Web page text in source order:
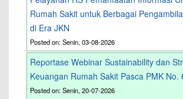
Rumah Sakit untuk Berbagai
di Era JKN
Posted on: Senin, 03-08-2026
Reportase Webinar Sustainability dan
Keuangan Rumah Sakit Pasca PMK No.
Posted on: Senin, 20-07-2026